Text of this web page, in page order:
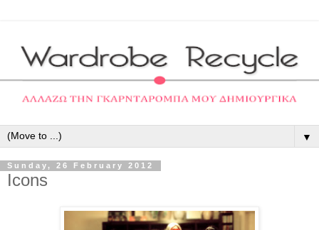
▼
Sunday, 26 February 2012
Icons